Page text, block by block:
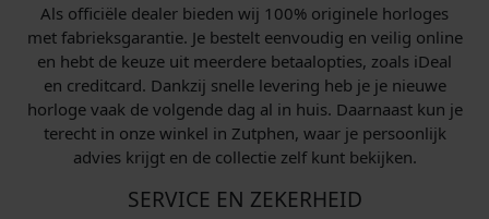
Als officiële dealer bieden wij 100% originele horloges
met fabrieksgarantie. Je bestelt eenvoudig en veilig online
en hebt de keuze uit meerdere betaalopties, zoals iDeal
en creditcard. Dankzij snelle levering heb je je nieuwe
horloge vaak de volgende dag al in huis. Daarnaast kun je
terecht in onze winkel in Zutphen, waar je persoonlijk
advies krijgt en de collectie zelf kunt bekijken.
SERVICE EN ZEKERHEID